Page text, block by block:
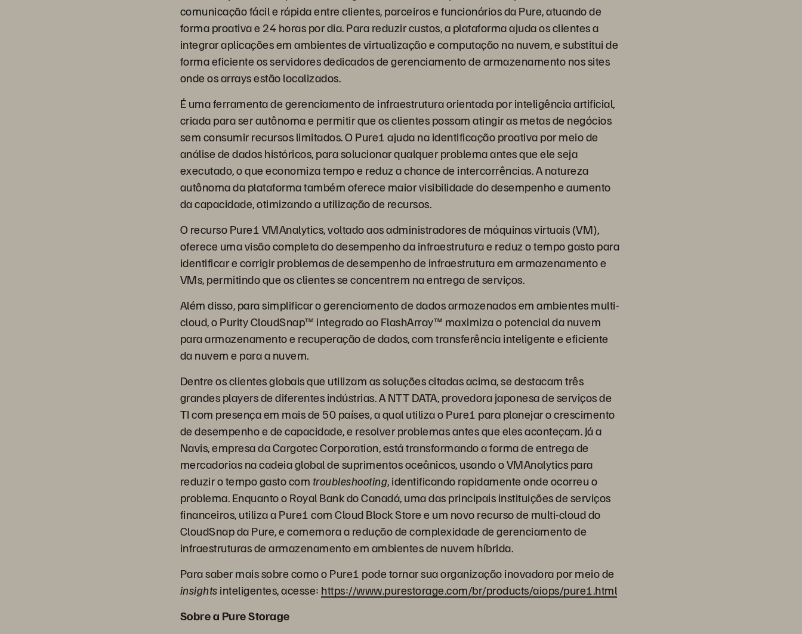
comunicação fácil e rápida entre clientes, parceiros e funcionários da Pure, atuando de
forma proativa e 24 horas por dia. Para reduzir custos, a plataforma ajuda os clientes a
integrar aplicações em ambientes de virtualização e computação na nuvem, e substitui de
forma eficiente os servidores dedicados de gerenciamento de armazenamento nos sites
onde os arrays estão localizados.
É uma ferramenta de gerenciamento de infraestrutura orientada por inteligência artificial,
criada para ser autônoma e permitir que os clientes possam atingir as metas de negócios
sem consumir recursos limitados. O Pure1 ajuda na identificação proativa por meio de
análise de dados históricos, para solucionar qualquer problema antes que ele seja
executado, o que economiza tempo e reduz a chance de intercorrências. A natureza
autônoma da plataforma também oferece maior visibilidade do desempenho e aumento
da capacidade, otimizando a utilização de recursos.
O recurso Pure1 VMAnalytics, voltado aos administradores de máquinas virtuais (VM),
oferece uma visão completa do desempenho da infraestrutura e reduz o tempo gasto para
identificar e corrigir problemas de desempenho de infraestrutura em armazenamento e
VMs, permitindo que os clientes se concentrem na entrega de serviços.
Além disso, para simplificar o gerenciamento de dados armazenados em ambientes multi-
cloud, o Purity CloudSnap™ integrado ao FlashArray™ maximiza o potencial da nuvem
para armazenamento e recuperação de dados, com transferência inteligente e eficiente
da nuvem e para a nuvem.
Dentre os clientes globais que utilizam as soluções citadas acima, se destacam três
grandes players de diferentes indústrias. A NTT DATA, provedora japonesa de serviços de
TI com presença em mais de 50 países, a qual utiliza o Pure1 para planejar o crescimento
de desempenho e de capacidade, e resolver problemas antes que eles aconteçam. Já a
Navis, empresa da Cargotec Corporation, está transformando a forma de entrega de
mercadorias na cadeia global de suprimentos oceânicos, usando o VMAnalytics para
reduzir o tempo gasto com troubleshooting, identificando rapidamente onde ocorreu o
problema. Enquanto o Royal Bank do Canadá, uma das principais instituições de serviços
financeiros, utiliza a Pure1 com Cloud Block Store e um novo recurso de multi-cloud do
CloudSnap da Pure, e comemora a redução de complexidade de gerenciamento de
infraestruturas de armazenamento em ambientes de nuvem híbrida.
Para saber mais sobre como o Pure1 pode tornar sua organização inovadora por meio de
insightsinteligentes, acesse: https://www.purestorage.com/br/products/aiops/pure1.html
Sobre a Pure Storage